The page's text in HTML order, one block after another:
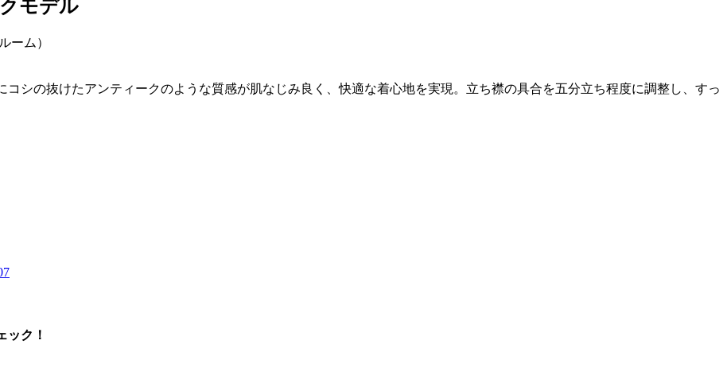
モデル
シの抜けたアンティークのような質感が肌なじみ良く、快適な着心地を実現。立ち襟の具合を五分立ち程度に調整し、すっ
ック！